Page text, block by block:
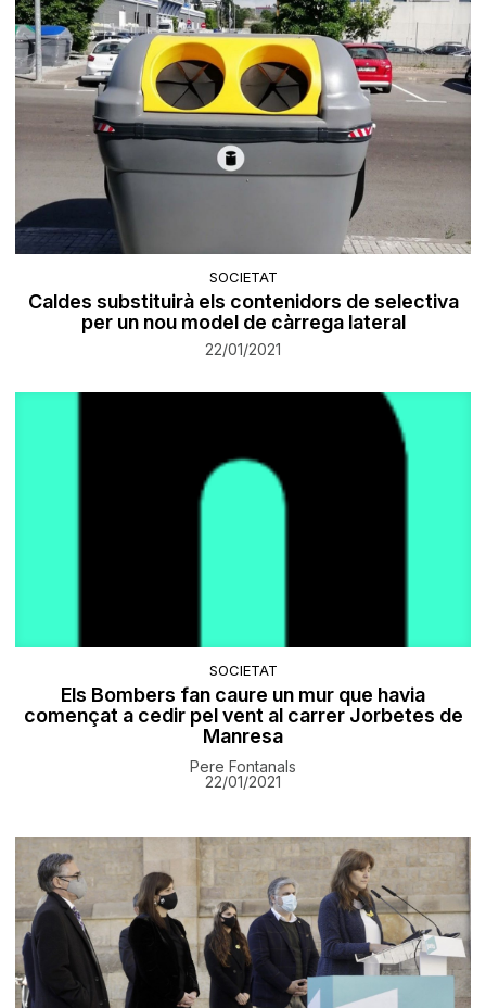
SOCIETAT
Caldes substituirà els contenidors de selectiva
per un nou model de càrrega lateral
22/01/2021
SOCIETAT
Els Bombers fan caure un mur que havia
començat a cedir pel vent al carrer Jorbetes de
Manresa
Pere Fontanals
22/01/2021